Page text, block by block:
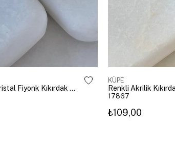
Altın Kaplama Kristal Fiyonk Kıkırdak Küpe Gümüş
KÜPE
Renkli Akrilik
17867
₺109,00